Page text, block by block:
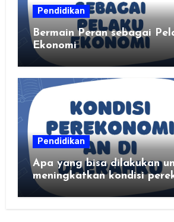
Pendidikan
Bermain Peran sebagai
Ekonomi
Pendidikan
Apa yang bisa dilakukan
meningkatkan kondisi
daerahku?